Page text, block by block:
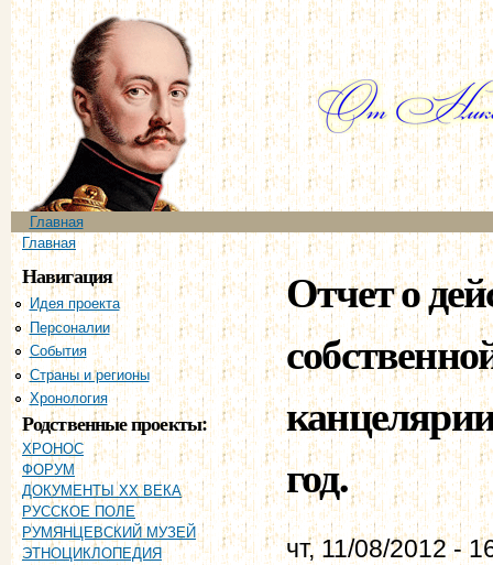
Главное меню
Главная
Вы здесь
Главная
Навигация
Идея проекта
Персоналии
События
Страны и регионы
Хронология
Родственные проекты:
ХРОНОС
ФОРУМ
ДОКУМЕНТЫ XX ВЕКА
РУССКОЕ ПОЛЕ
РУМЯНЦЕВСКИЙ МУЗЕЙ
ЭТНОЦИКЛОПЕДИЯ
Отчет о
год.
чт, 11/08/2012 -